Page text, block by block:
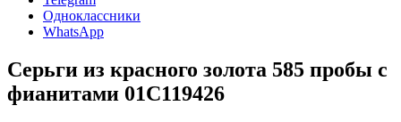
Одноклассники
WhatsApp
Серьги из красного золота 585 пробы с
фианитами 01С119426